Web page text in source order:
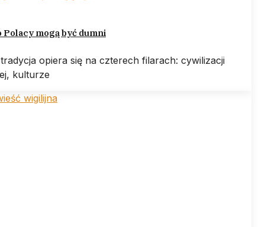
Polacy mogą być dumni
opiera się na czterech filarach: cywilizacji
kulturze